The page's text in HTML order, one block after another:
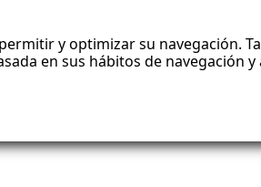
y optimizar su navegación.
en sus hábitos de navegación